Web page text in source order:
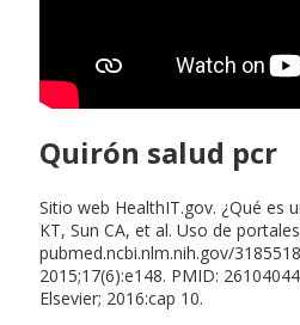
Quirón salud pcr
Sitio web HealthIT.gov. ¿Qué es
KT, Sun CA, et al. Uso de
pubmed.ncbi.nlm.nih.gov/
2015;17(6):e148. PMID:
Elsevier; 2016:cap 10.